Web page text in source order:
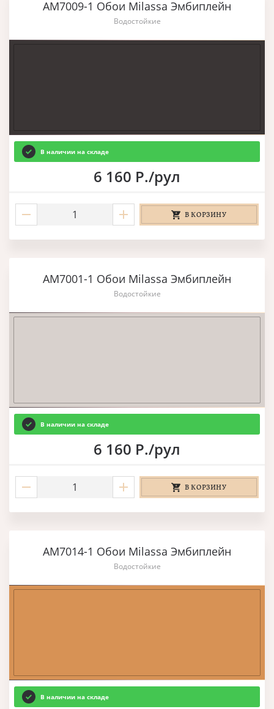
AM7009-1 Обои Milassa Эмбиплейн
Водостойкие
В наличии на складе
6 160 Р./рул
В КОРЗИНУ
AM7001-1 Обои Milassa Эмбиплейн
Водостойкие
В наличии на складе
6 160 Р./рул
В КОРЗИНУ
AM7014-1 Обои Milassa Эмбиплейн
Водостойкие
В наличии на складе